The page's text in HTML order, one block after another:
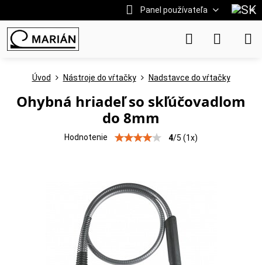
Panel používateľa
Úvod Nástroje do vŕtačky Nadstavce do vŕtačky
Ohybná hriadeľ so skľúčovadlom
do 8mm
Hodnotenie 4/5 (1x)